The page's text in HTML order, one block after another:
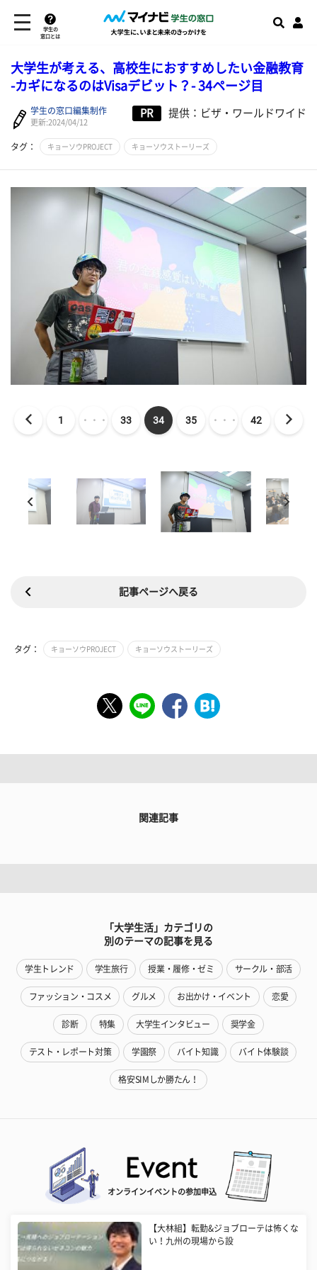
学生の
窓口とは
大学生が考える、高校生におすすめしたい金融教育
-カギになるのはVisaデビット？- 34ページ目
学生の窓口編集制作
更新:2024/04/12
PR 提供：ビザ・ワールドワイド
タグ： キョーソウPROJECT キョーソウストーリーズ
1 ・・・ 33 34 35 ・・・ 42
記事ページへ戻る
タグ： キョーソウPROJECT キョーソウストーリーズ
関連記事
「大学生活」カテゴリの
別のテーマの記事を見る
学生トレンド 学生旅行 授業・履修・ゼミ サークル・部活
ファッション・コスメ グルメ お出かけ・イベント 恋愛
診断 特集 大学生インタビュー 奨学金
テスト・レポート対策 学園祭 バイト知識 バイト体験談
格安SIMしか勝たん！
オンラインイベントの参加申込
【大林組】転勤&ジョブローテは怖くな
い！九州の現場から設